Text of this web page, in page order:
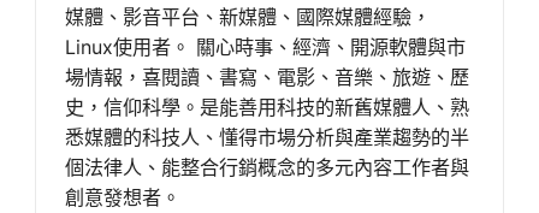
媒體、影音平台、新媒體、國際媒體經驗，
Linux使用者。 關心時事、經濟、開源軟體與市
場情報，喜閱讀、書寫、電影、音樂、旅遊、歷
史，信仰科學。是能善用科技的新舊媒體人、熟
悉媒體的科技人、懂得市場分析與產業趨勢的半
個法律人、能整合行銷概念的多元內容工作者與
創意發想者。